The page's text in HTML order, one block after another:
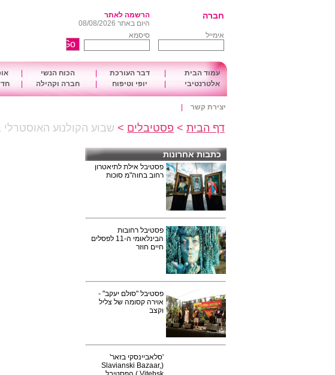
חברה
הרשמה לאתר
היום באתר 08/08/2026
אימייל
סיסמא
עמוד הבית דבר העורכת הכוח הנשי
אלטרנטיבי
יופי וטיפוח חברה וקהילה
יצירת קשר
דף הבית > פסטיבלים > שבוע הקולנוע האוסטרלי
כתבות אחרונות
פסטיבל אילת לתיאטרון
רחוב בחוה"מ סוכות
פסטיבל רחובות
הבינלאומי ה-11 לפסלים
חיים חוזר
פסטיבל "סולם יעקב" -
אוירה קסומה של צליל
וקצב
'סלאביינסקי בזאר'
(Slavianski Bazaar,